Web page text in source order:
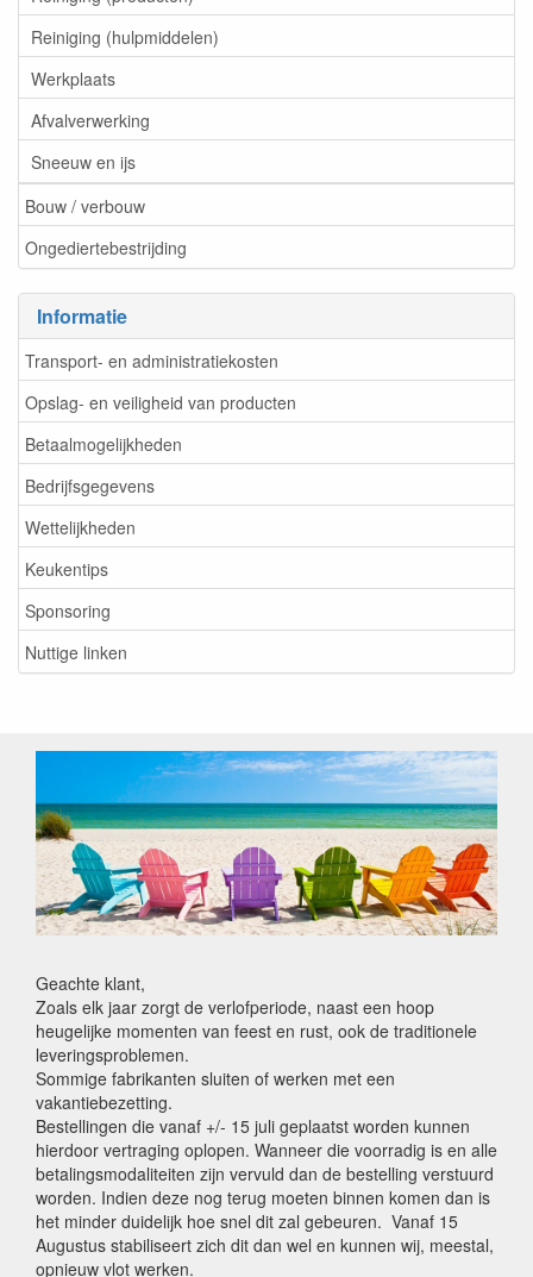
Reiniging (hulpmiddelen)
Werkplaats
Afvalverwerking
Sneeuw en ijs
Bouw / verbouw
Ongediertebestrijding
Informatie
Transport- en administratiekosten
Opslag- en veiligheid van producten
Betaalmogelijkheden
Bedrijfsgegevens
Wettelijkheden
Keukentips
Sponsoring
Nuttige linken
Geachte klant,
Zoals elk jaar zorgt de verlofperiode, naast een hoop
heugelijke momenten van feest en rust, ook de traditionele
leveringsproblemen.
Sommige fabrikanten sluiten of werken met een
vakantiebezetting.
Bestellingen die vanaf +/- 15 juli geplaatst worden kunnen
hierdoor vertraging oplopen. Wanneer die voorradig is en alle
betalingsmodaliteiten zijn vervuld dan de bestelling verstuurd
worden. Indien deze nog terug moeten binnen komen dan is
het minder duidelijk hoe snel dit zal gebeuren. Vanaf 15
Augustus stabiliseert zich dit dan wel en kunnen wij, meestal,
opnieuw vlot werken.